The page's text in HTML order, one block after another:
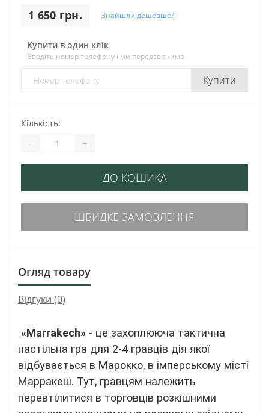
1 650 грн. Знайшли дешевше?
Купити в один клік
Введіть номер телефону і ми передзвонимо
Купити
Кількість:
- +
ДО КОШИКА
ШВИДКЕ ЗАМОВЛЕННЯ
Огляд товару
Відгуки (0)
«Marrakech» - це захоплююча тактична
настільна гра для 2-4 гравців дія якої
відбувається в Марокко, в імперському місті
Марракеш. Тут, гравцям належить
перевтілитися в торговців розкішними